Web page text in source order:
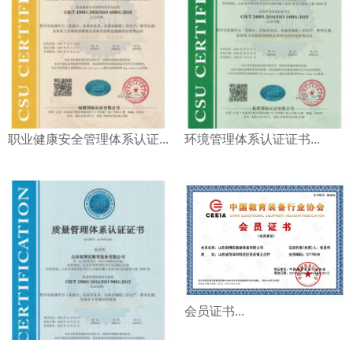
职业健康安全管理体系认证... 环境管理体系认证证书...
会员证书...